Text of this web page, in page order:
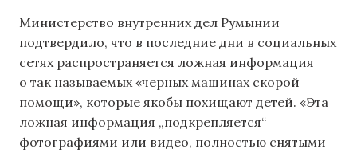
Министерство внутренних дел Румынии
подтвердило, что в последние дни в социальных
сетях распространяется ложная информация
о так называемых «черных машинах скорой
помощи», которые якобы похищают детей. «Эта
ложная информация „подкрепляется“
фотографиями или видео, полностью снятыми